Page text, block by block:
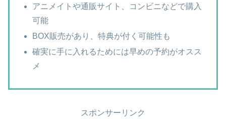
アニメイトや通販サイト、コンビニなどで購入
可能
BOX販売があり、特典が付く可能性も
確実に手に入れるためには早めの予約がオスス
メ
スポンサーリンク